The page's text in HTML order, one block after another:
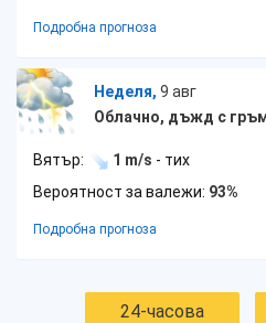
Подробна прогноза
Неделя, 9 авг
Облачно, дъжд с
Вятър: 1 m/s - тих
Вероятност за валежи: 93%
Подробна прогноза
24-часова